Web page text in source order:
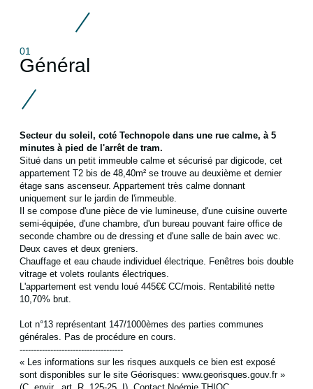
01
Général
Secteur du soleil, coté Technopole dans une rue calme, à 5
minutes à pied de l'arrêt de tram.
Situé dans un petit immeuble calme et sécurisé par digicode, cet
appartement T2 bis de 48,40m² se trouve au deuxième et dernier
étage sans ascenseur. Appartement très calme donnant
uniquement sur le jardin de l'immeuble.
Il se compose d'une pièce de vie lumineuse, d'une cuisine ouverte
semi-équipée, d'une chambre, d'un bureau pouvant faire office de
seconde chambre ou de dressing et d'une salle de bain avec wc.
Deux caves et deux greniers.
Chauffage et eau chaude individuel électrique. Fenêtres bois double
vitrage et volets roulants électriques.
L'appartement est vendu loué 445€€ CC/mois. Rentabilité nette
10,70% brut.
Lot n°13 représentant 147/1000èmes des parties communes
générales. Pas de procédure en cours.
-------------------------------------
« Les informations sur les risques auxquels ce bien est exposé
sont disponibles sur le site Géorisques: www.georisques.gouv.fr »